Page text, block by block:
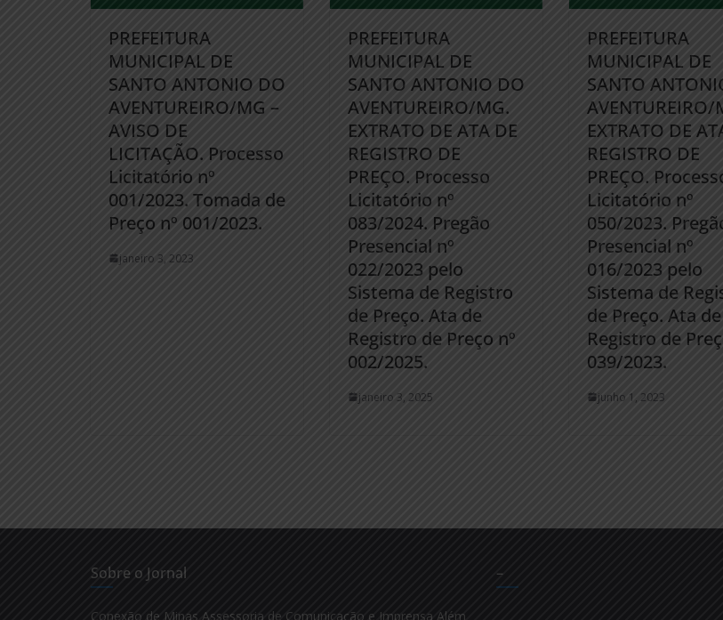
PREFEITURA
MUNICIPAL DE
SANTO ANTONIO DO
AVENTUREIRO/MG –
AVISO DE
LICITAÇÃO. Processo
Licitatório nº
001/2023. Tomada de
Preço nº 001/2023.
janeiro 3, 2023
PREFEITURA
MUNICIPAL DE
SANTO ANTONIO DO
AVENTUREIRO/MG.
EXTRATO DE ATA DE
REGISTRO DE
PREÇO. Processo
Licitatório nº
083/2024. Pregão
Presencial nº
022/2023 pelo
Sistema de Registro
de Preço. Ata de
Registro de Preço nº
002/2025.
janeiro 3, 2025
PREFEITURA
MUNICIPAL DE
SANTO
AVENTUREIRO/
EXTRATO DE
REGISTRO DE
PREÇO.
Licitatório nº
050/2023.
Presencial nº
016/2023 pelo
Sistema de
de Preço. Ata de
Registro de
039/2023.
junho 1, 2023
Sobre o Jornal
Conexão de Minas Assessoria de Comunicação e Imprensa Além
–